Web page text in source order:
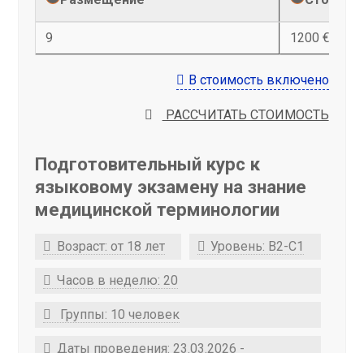
9 1200 €
В стоимость включено
РАССЧИТАТЬ СТОИМОСТЬ
Подготовительный курс к
языковому экзамену на знание
медицинской терминологии
Возраст: от 18 лет Уровень: B2-С1
Часов в неделю: 20
Группы: 10 человек
Даты проведения: 23.03.2026 -